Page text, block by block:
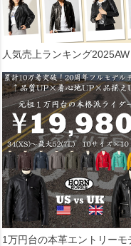
人気売上ランキング2025AW
1万円台の本革エントリーモ